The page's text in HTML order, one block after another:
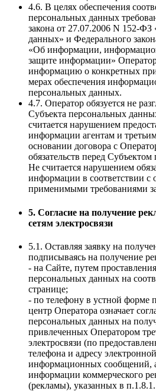
4.6. В целях обеспечения
персональных данных
закона от 27.07.2006 N 152-
данных» и Федерального
«Об информации,
защите информации»
информацию о конкретных
мерах обеспечения
персональных данных.
4.7. Оператор обязуется не
Субъекта персональных
считается нарушением
информации агентам и
основании договора с
обязательств перед
Не считается нарушением
информации в соответствии с
применимыми требованиями
5. Согласие на получение
сетям электросвязи
5.1. Оставляя заявку на
подписываясь на получение
- на Сайте, путем
персональных данных на
странице;
- по телефону в устной форме
центр Оператора означает
персональных данных на
привлеченных Оператором
электросвязи (по
телефона и адресу
информационных сообщений,
информации коммерческого
(рекламы), указанных в